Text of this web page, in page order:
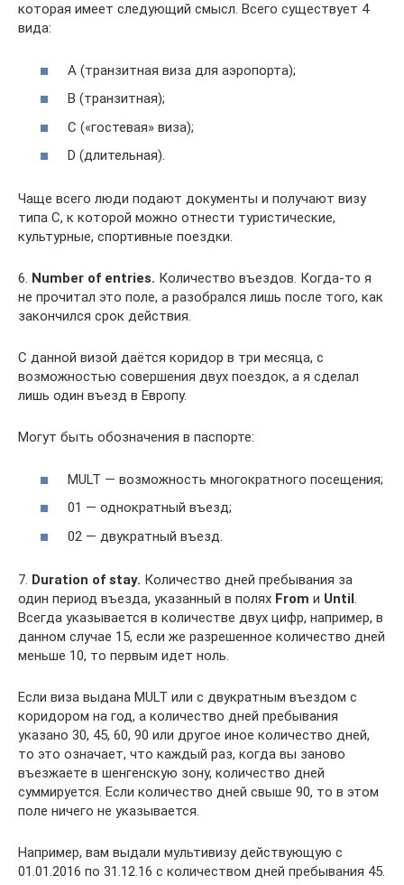
которая имеет следующий смысл. Всего существует 4
вида:
A (транзитная виза для аэропорта);
B (транзитная);
C («гостевая» виза);
D (длительная).
Чаще всего люди подают документы и получают визу
типа С, к которой можно отнести туристические,
культурные, спортивные поездки.
6. Number of entries. Количество въездов. Когда-то я
не прочитал это поле, а разобрался лишь после того, как
закончился срок действия.
С данной визой даётся коридор в три месяца, с
возможностью совершения двух поездок, а я сделал
лишь один въезд в Европу.
Могут быть обозначения в паспорте:
MULT — возможность многократного посещения;
01 — однократный въезд;
02 — двукратный въезд.
7. Duration of stay. Количество дней пребывания за
один период въезда, указанный в полях From и Until.
Всегда указывается в количестве двух цифр, например, в
данном случае 15, если же разрешенное количество дней
меньше 10, то первым идет ноль.
Если виза выдана MULT или с двукратным въездом с
коридором на год, а количество дней пребывания
указано 30, 45, 60, 90 или другое иное количество дней,
то это означает, что каждый раз, когда вы заново
въезжаете в шенгенскую зону, количество дней
суммируется. Если количество дней свыше 90, то в этом
поле ничего не указывается.
Например, вам выдали мультивизу действующую с
01.01.2016 по 31.12.16 с количеством дней пребывания 45.